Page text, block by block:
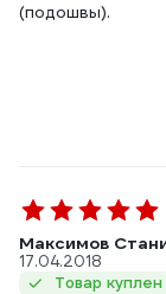
(подошвы).
Максимов
17.04.2018
Товар куплен